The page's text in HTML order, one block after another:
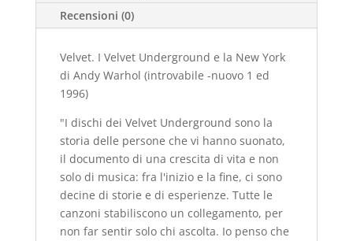
Warhol
(introvabile
nuovo
1996)
quantità
Recensioni (0)
Velvet. I Velvet Underground e la New York
di Andy Warhol (introvabile -nuovo 1 ed
1996)
"I dischi dei Velvet Underground sono la
storia delle persone che vi hanno suonato,
il documento di una crescita di vita e non
solo di musica: fra l'inizio e la fine, ci sono
decine di storie e di esperienze. Tutte le
canzoni stabiliscono un collegamento, per
non far sentir solo chi ascolta. Io penso che